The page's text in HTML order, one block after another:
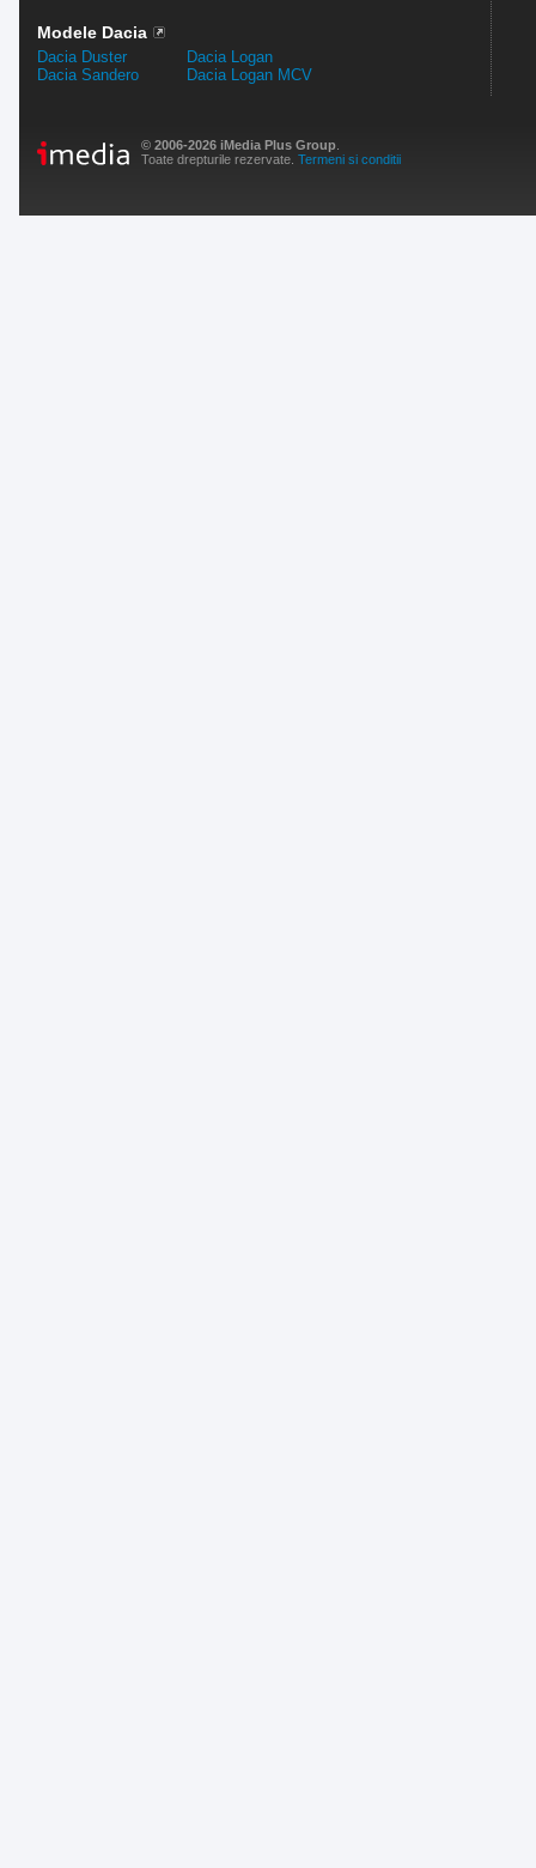
Modele Dacia
Dacia Duster
Dacia Sandero
Dacia Logan
Dacia Logan MCV
© 2006-2026 iMedia Plus Group
Toate drepturile rezervate. Termeni si conditii